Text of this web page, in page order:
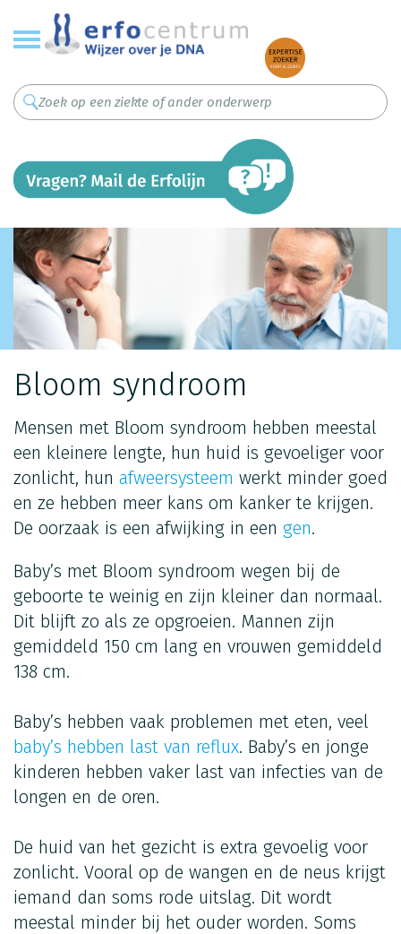
Overslaan
en
naar
inhoud
gaan
Bloom syndroom
Mensen met Bloom syndroom hebben meestal
een kleinere lengte, hun huid is gevoeliger voor
zonlicht, hun afweersysteem werkt minder goed
en ze hebben meer kans om kanker te krijgen.
De oorzaak is een afwijking in een gen.
Baby’s met Bloom syndroom wegen bij de
geboorte te weinig en zijn kleiner dan normaal.
Dit blijft zo als ze opgroeien. Mannen zijn
gemiddeld 150 cm lang en vrouwen gemiddeld
138 cm.
Baby’s hebben vaak problemen met eten, veel
baby’s hebben last van reflux. Baby’s en jonge
kinderen hebben vaker last van infecties van de
longen en de oren.
De huid van het gezicht is extra gevoelig voor
zonlicht. Vooral op de wangen en de neus krijgt
iemand dan soms rode uitslag. Dit wordt
meestal minder bij het ouder worden. Soms